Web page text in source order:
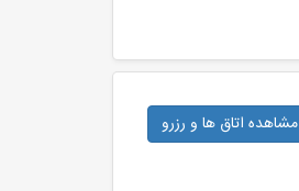
مشاهده اتاق ها و رزرو